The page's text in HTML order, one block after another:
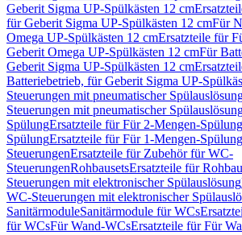
Geberit Sigma UP-Spülkästen 12 cm
für Geberit Sigma UP-Spülkästen 12 cmFür
Omega UP-Spülkästen 12 cmErsatzteile für
Geberit Omega UP-Spülkästen 12 cmFür
Geberit Sigma UP-Spülkästen 12 cm
Batteriebetrieb, für Geberit Sigma UP-
Steuerungen mit pneumatischer
Steuerungen mit pneumatischer
SpülungErsatzteile für Für 2-Mengen-Spülung
SpülungErsatzteile für Für 1-Mengen-Spülung
SteuerungenErsatzteile für Zubehör für WC-
SteuerungenRohbausetsErsatzteile für
Steuerungen mit elektronischer Spülauslösung
WC-Steuerungen mit elektronischer
SanitärmoduleSanitärmodule für WCs
für WCsFür Wand-WCsErsatzteile für Für